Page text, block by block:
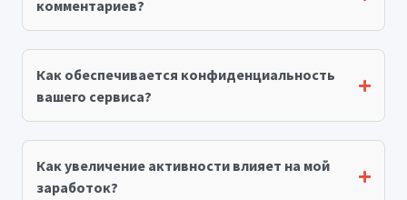
комментариев?
Как обеспечивается конфиденциальность
вашего сервиса?
Как увеличение активности влияет на мой
заработок?